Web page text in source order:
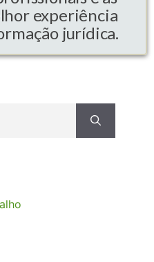
experiência
jurídica.